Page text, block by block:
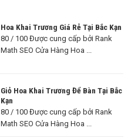
Hoa Khai Trương Giá Rẻ Tại Bắc Kạn
80 / 100 Được cung cấp bởi Rank
Math SEO Cửa Hàng Hoa ...
Giỏ Hoa Khai Trương Để Bàn Tại Bắc
Kạn
80 / 100 Được cung cấp bởi Rank
Math SEO Cửa Hàng Hoa ...